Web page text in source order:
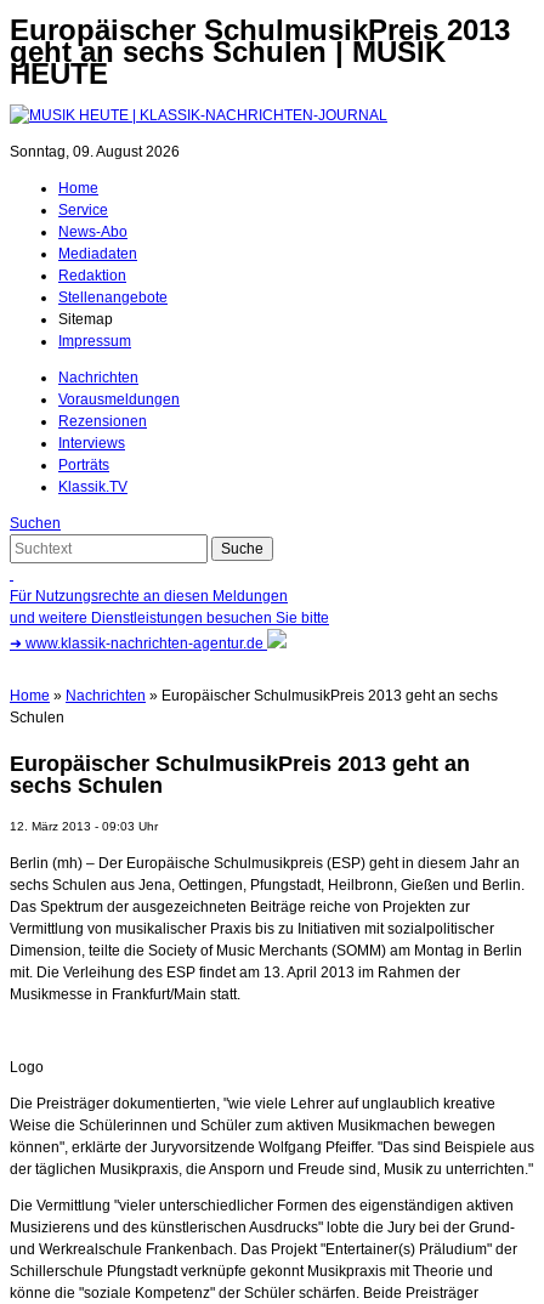
Europäischer SchulmusikPreis 2013
geht an sechs Schulen | MUSIK
HEUTE
Sonntag, 09. August 2026
Home
Service
News-Abo
Mediadaten
Redaktion
Stellenangebote
Sitemap
Impressum
Nachrichten
Vorausmeldungen
Rezensionen
Interviews
Porträts
Klassik.TV
Suchen
Für Nutzungsrechte an diesen Meldungen
und weitere Dienstleistungen besuchen Sie bitte
➜ www.klassik-nachrichten-agentur.de
Home » Nachrichten » Europäischer SchulmusikPreis 2013 geht an sechs
Schulen
Europäischer SchulmusikPreis 2013 geht an
sechs Schulen
12. März 2013 - 09:03 Uhr
Berlin (mh) – Der Europäische Schulmusikpreis (ESP) geht in diesem Jahr an
sechs Schulen aus Jena, Oettingen, Pfungstadt, Heilbronn, Gießen und Berlin.
Das Spektrum der ausgezeichneten Beiträge reiche von Projekten zur
Vermittlung von musikalischer Praxis bis zu Initiativen mit sozialpolitischer
Dimension, teilte die Society of Music Merchants (SOMM) am Montag in Berlin
mit. Die Verleihung des ESP findet am 13. April 2013 im Rahmen der
Musikmesse in Frankfurt/Main statt.
Logo
Die Preisträger dokumentierten, "wie viele Lehrer auf unglaublich kreative
Weise die Schülerinnen und Schüler zum aktiven Musikmachen bewegen
können", erklärte der Juryvorsitzende Wolfgang Pfeiffer. "Das sind Beispiele aus
der täglichen Musikpraxis, die Ansporn und Freude sind, Musik zu unterrichten."
Die Vermittlung "vieler unterschiedlicher Formen des eigenständigen aktiven
Musizierens und des künstlerischen Ausdrucks" lobte die Jury bei der Grund-
und Werkrealschule Frankenbach. Das Projekt "Entertainer(s) Präludium" der
Schillerschule Pfungstadt verknüpfe gekonnt Musikpraxis mit Theorie und
könne die "soziale Kompetenz" der Schüler schärfen. Beide Preisträger